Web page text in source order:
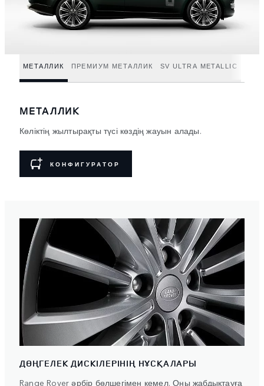
МЕТАЛЛИК ПРЕМИУМ МЕТАЛЛИК SV ULTRA METALLIC
МЕТАЛЛИК
Көліктің жылтырақты түсі көздің жауын алады.
КОНФИГУРАТОР
ДӨҢГЕЛЕК ДИСКІЛЕРІНІҢ НҰСҚАЛАРЫ
Range Rover әрбір бөлшегімен кемел. Оны жабдықтауға